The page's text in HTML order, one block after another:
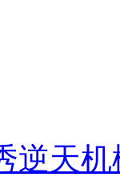
逆天机